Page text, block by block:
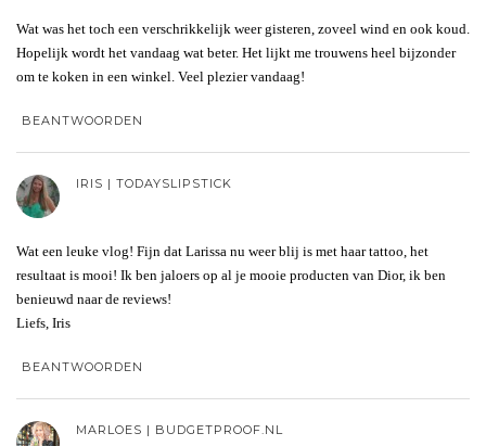
Wat was het toch een verschrikkelijk weer gisteren, zoveel wind en ook koud.
Hopelijk wordt het vandaag wat beter. Het lijkt me trouwens heel bijzonder
om te koken in een winkel. Veel plezier vandaag!
BEANTWOORDEN
IRIS | TODAYSLIPSTICK
Wat een leuke vlog! Fijn dat Larissa nu weer blij is met haar tattoo, het
resultaat is mooi! Ik ben jaloers op al je mooie producten van Dior, ik ben
benieuwd naar de reviews!
Liefs, Iris
BEANTWOORDEN
MARLOES | BUDGETPROOF.NL